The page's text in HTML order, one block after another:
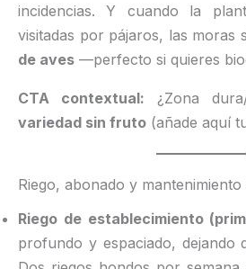
incidencias. Y cuando la
visitadas por pájaros, las moras
de aves —perfecto si quieres
CTA contextual: ¿Zona
variedad sin fruto (añade aquí
Riego, abonado y mantenimiento
Riego de establecimiento
profundo y espaciado, dejando